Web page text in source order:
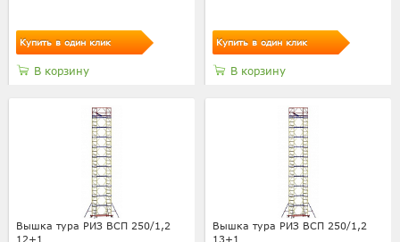
Купить в один клик
В корзину
Купить в один клик
В корзину
Вышка тура РИЗ ВСП 250/1,2
12+1
Вышка тура РИЗ ВСП 250/1,2
13+1